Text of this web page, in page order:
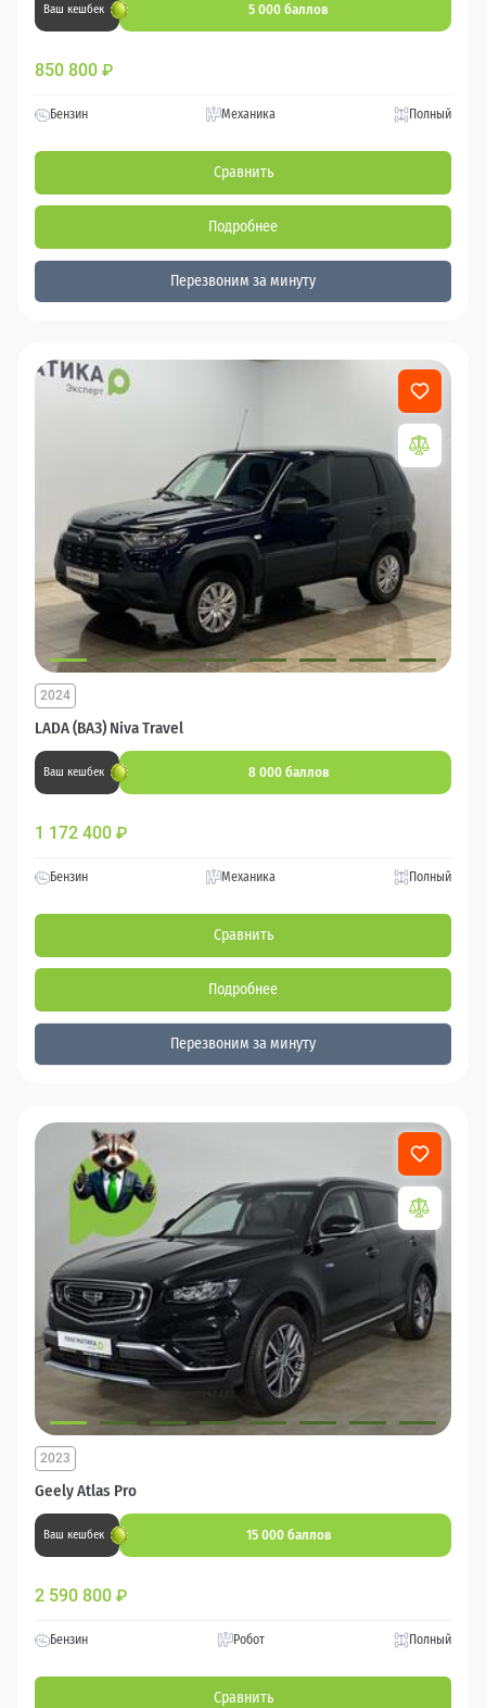
Ваш кешбек 5 000 баллов
850 800 ₽
Бензин Механика Полный
Сравнить
Подробнее
Перезвоним за минуту
LADA (ВАЗ) Niva Travel
2024
Ваш кешбек 8 000 баллов
1 172 400 ₽
Бензин Механика Полный
Сравнить
Подробнее
Перезвоним за минуту
Geely Atlas Pro
2023
Ваш кешбек 15 000 баллов
2 590 800 ₽
Бензин Робот Полный
Сравнить